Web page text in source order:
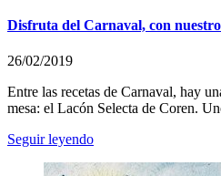
Disfruta del Carnaval, con nuestro
26/02/2019
Entre las recetas de Carnaval, hay
mesa: el Lacón Selecta de Coren.
Seguir leyendo